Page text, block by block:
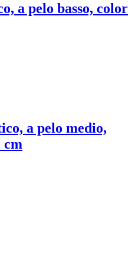
a pelo basso, color
a pelo medio,
cm